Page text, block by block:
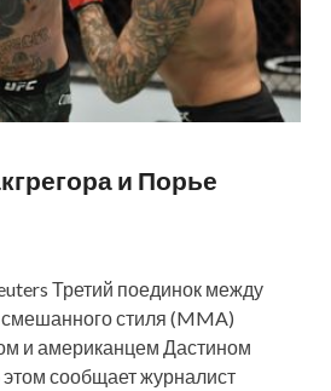
и Порье
Третий поединок между
стиля (MMA)
и американцем Дастином
сообщает журналист